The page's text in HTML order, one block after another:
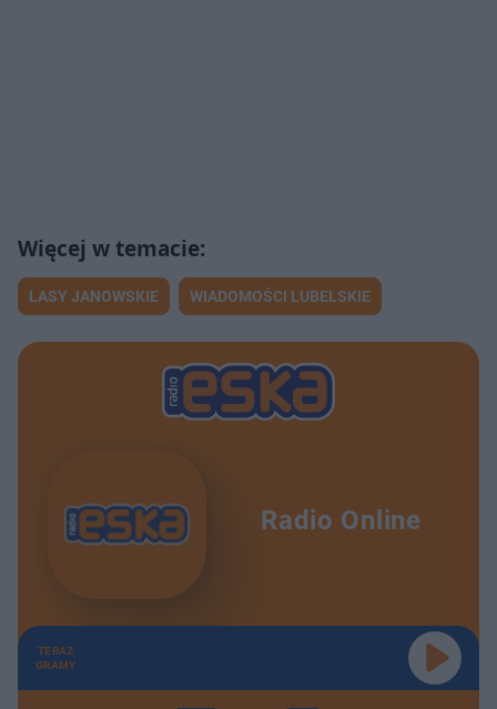
LASY JANOWSKIE WIADOMOŚCI LUBELSKIE
Radio Online
TERAZ
GRAMY